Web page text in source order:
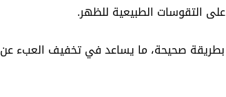
التقوسات الطبيعية للظهر.
بطريقة صحيحة، ما يساعد في تخفيف العبء عن